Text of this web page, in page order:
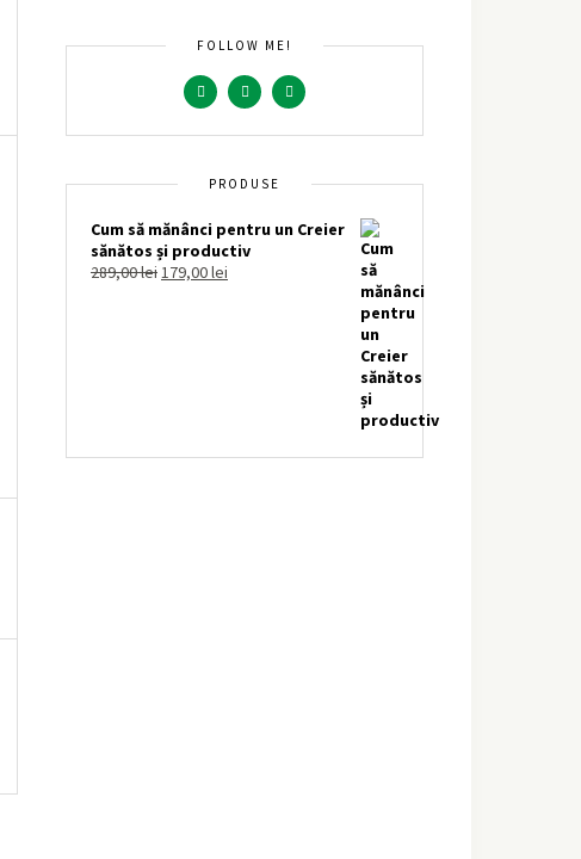
FOLLOW ME!
PRODUSE
Cum să mănânci pentru un Creier
sănătos și productiv
289,00lei179,00lei